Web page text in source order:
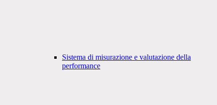
Sistema di misurazione e valutazione della
performance